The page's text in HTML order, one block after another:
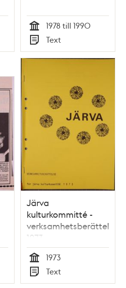
Tid
1978 till 1990
Typ
Text
Järva
kulturkommitté -
verksamhetsberättelse
1973
Tid
1973
Typ
Text